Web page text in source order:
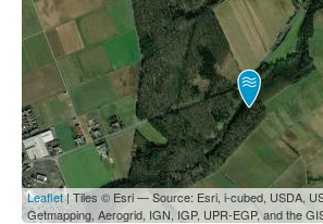
Leaflet| Tiles © Esri — Source: Esri, i-cubed, USDA,
Getmapping, Aerogrid, IGN, IGP, UPR-EGP, and the